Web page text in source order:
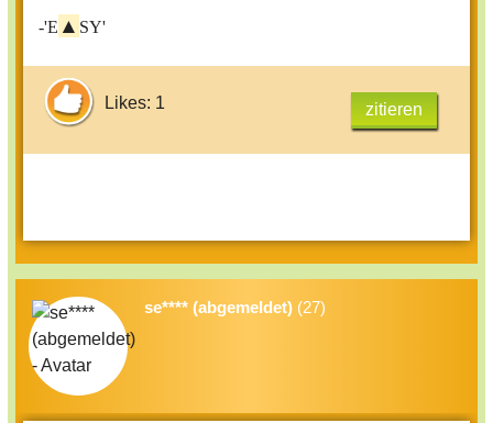
-'E ▲ SY'
Likes: 1 zitieren
se**** (abgemeldet) (27)